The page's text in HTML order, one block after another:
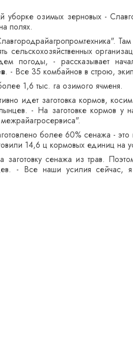
уборке озимых зерновых -
полях.
сельскохозяйственных
погоды, - рассказывает
. - Все 35 комбайнов в строю,
1,6 тыс. га озимого ячменя.
идет заготовка кормов,
- На заготовке кормов у
более 60% сенажа -
14,6 ц кормовых единиц на
сенажа из трав.
- Все наши усилия сейчас,